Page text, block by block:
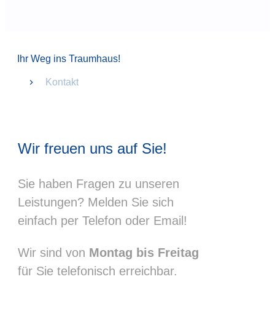
Ihr Weg ins Traumhaus!
Kontakt
Wir freuen uns auf Sie!
Sie haben Fragen zu unseren
Leistungen? Melden Sie sich
einfach per Telefon oder Email!
Wir sind von Montag bis Freitag
für Sie telefonisch erreichbar.